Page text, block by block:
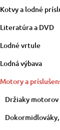
Kotvy a lodné
Literatúra a DVD
Lodné vrtule
Lodná výbava
Motory a
Držiaky motorov